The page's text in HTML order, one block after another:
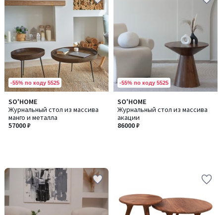
-55% по коду 5525
SO'HOME
Журнальный стол из массива
манго и металла
57000 ₽
-55% по коду 5525
SO'HOME
Журнальный стол из массива
акации
86000 ₽